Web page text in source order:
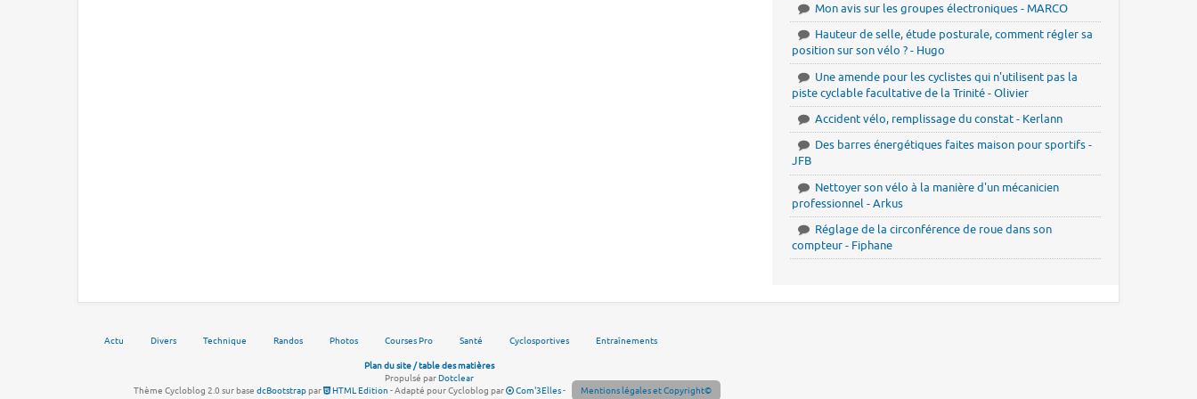
Mon avis sur les groupes électroniques - MARCO
Hauteur de selle, étude posturale, comment régler sa
position sur son vélo ? - Hugo
Une amende pour les cyclistes qui n'utilisent pas la
piste cyclable facultative de la Trinité - Olivier
Accident vélo, remplissage du constat - Kerlann
Des barres énergétiques faites maison pour sportifs -
JFB
Nettoyer son vélo à la manière d'un mécanicien
professionnel - Arkus
Réglage de la circonférence de roue dans son
compteur - Fiphane
Actu Divers Technique Randos Photos Courses Pro Santé Cyclosportives Entraînements
Plan du site / table des matières
Propulsé parDotclear
Thème Cycloblog 2.0 sur base dcBootstrappar HTML Edition - Adapté pour Cycloblog par Com'3Elles- Mentions légales et Copyright©